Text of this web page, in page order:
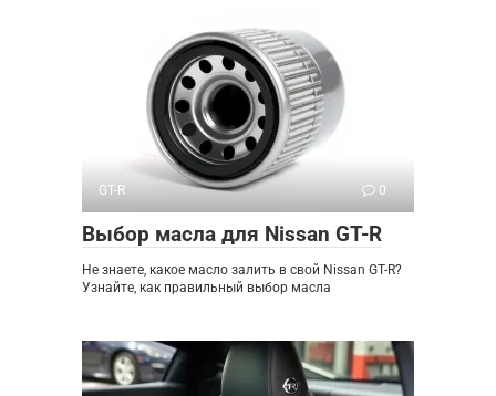
GT-R 0
Выбор масла для Nissan GT-R
Не знаете, какое масло залить в свой Nissan GT-R?
Узнайте, как правильный выбор масла